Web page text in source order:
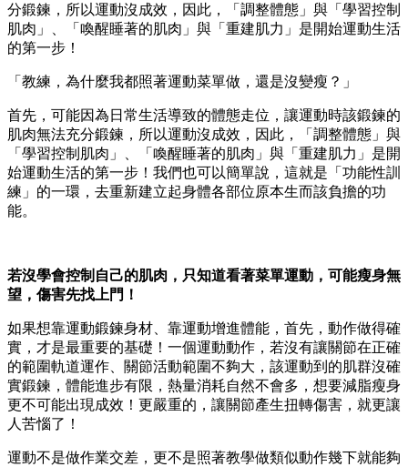
分鍛鍊，所以運動沒成效，因此，「調整體態」與「學習控制
肌肉」、「喚醒睡著的肌肉」與「重建肌力」是開始運動生活
的第一步！
「教練，為什麼我都照著運動菜單做，還是沒變瘦？」
首先，可能因為日常生活導致的體態走位，讓運動時該鍛鍊的
肌肉無法充分鍛鍊，所以運動沒成效，因此，「調整體態」與
「學習控制肌肉」、「喚醒睡著的肌肉」與「重建肌力」是開
始運動生活的第一步！我們也可以簡單說，這就是「功能性訓
練」的一環，去重新建立起身體各部位原本生而該負擔的功
能。
若沒學會控制自己的肌肉，只知道看著菜單運動，可能瘦身無
望，傷害先找上門！
如果想靠運動鍛鍊身材、靠運動增進體能，首先，動作做得確
實，才是最重要的基礎！一個運動動作，若沒有讓關節在正確
的範圍軌道運作、關節活動範圍不夠大，該運動到的肌群沒確
實鍛鍊，體能進步有限，熱量消耗自然不會多，想要減脂瘦身
更不可能出現成效！更嚴重的，讓關節產生扭轉傷害，就更讓
人苦惱了！
運動不是做作業交差，更不是照著教學做類似動作幾下就能夠